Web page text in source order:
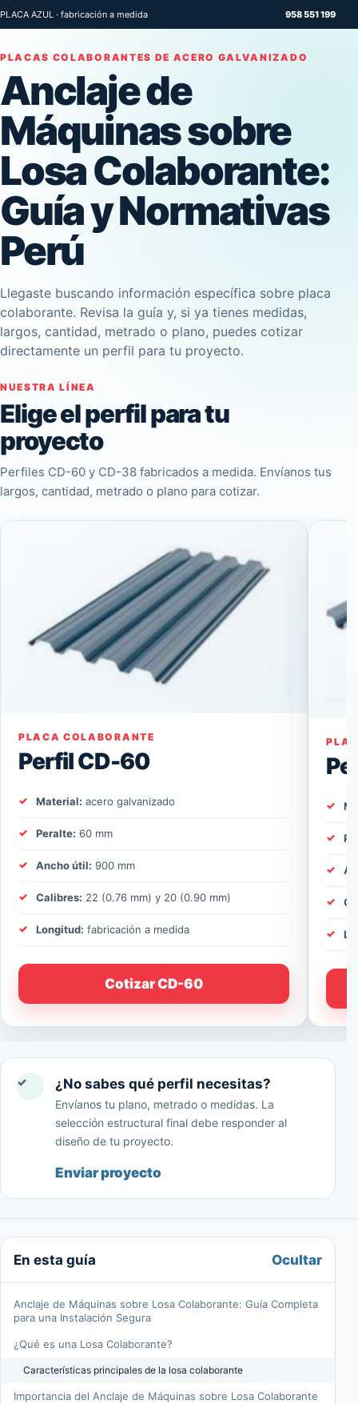
PLACA AZUL · fabricación a medida 958 551 199
PLACAS COLABORANTES DE ACERO GALVANIZADO
Anclaje de
Máquinas sobre
Losa Colaborante:
Guía y Normativas
Perú
Llegaste buscando información específica sobre placa
colaborante. Revisa la guía y, si ya tienes medidas,
largos, cantidad, metrado o plano, puedes cotizar
directamente un perfil para tu proyecto.
NUESTRA LÍNEA
Elige el perfil para tu
proyecto
Perfiles CD-60 y CD-38 fabricados a medida. Envíanos tus
largos, cantidad, metrado o plano para cotizar.
PLACA COLABORANTE
Perfil CD-60
Material: acero galvanizado
Peralte: 60 mm
Ancho útil: 900 mm
Calibres: 22 (0.76 mm) y 20 (0.90 mm)
Longitud: fabricación a medida
Cotizar CD-60
✓ ¿No sabes qué perfil necesitas?
Envíanos tu plano, metrado o medidas. La
selección estructural final debe responder al
diseño de tu proyecto.
Enviar proyecto
En esta guía Ocultar
Anclaje de Máquinas sobre Losa Colaborante: Guía Completa
para una Instalación Segura
¿Qué es una Losa Colaborante?
Características principales de la losa colaborante
Importancia del Anclaje de Máquinas sobre Losa Colaborante